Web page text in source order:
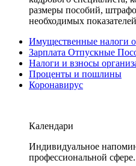
размеры пособий,
необходимых
Имущественные налоги
Зарплата Отпускные
Налоги и взносы
Проценты и пошлины
Коронавирус
Календари
Индивидуальное
профессиональной сфере.